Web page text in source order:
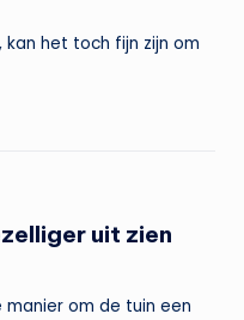
kan het toch fijn zijn om
uit zien
manier om de tuin een